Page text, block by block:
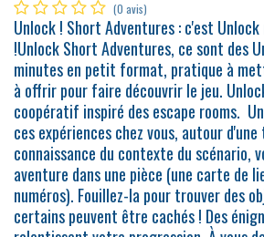
(0 avis)
Unlock ! Short Adventures : c'est
!Unlock Short Adventures, ce sont des
minutes en petit format, pratique à
à offrir pour faire découvrir le jeu.
coopératif inspiré des escape rooms.
ces expériences chez vous, autour
connaissance du contexte du scénario,
aventure dans une pièce (une carte de
numéros). Fouillez-la pour trouver des
certains peuvent être cachés ! Des